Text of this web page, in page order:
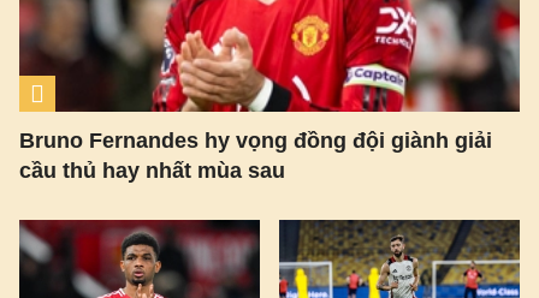
Bruno Fernandes hy vọng đồng đội giành giải
cầu thủ hay nhất mùa sau